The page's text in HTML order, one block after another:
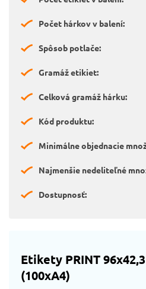
Počet hárkov v balení:
Spôsob potlače:
Gramáž etikiet:
Celková gramáž hárku:
Kód produktu:
Minimálne objednacie
Najmenšie nedeliteľné
Dostupnosť:
Etikety PRINT
(100xA4)